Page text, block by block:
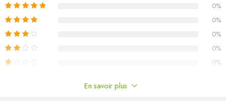
Dimensions du coussin de siège : 70 x 70 x 8 cm (L x l x é)
Dimensions du coussin de dossier : 70 x 40 x 8 cm (L x l x é)
L’assemblage est requis
Capacité de charge maximale (par siège) : 110 kg
La livraison contient :
0%
0%
0%
0%
0%
En savoir plus